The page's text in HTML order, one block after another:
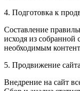
4. Подготовка к
Составление
исходя из собранной
необходимым
5. Продвижение сайта
Внедрение на сайт